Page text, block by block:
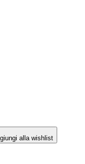
alla wishlist